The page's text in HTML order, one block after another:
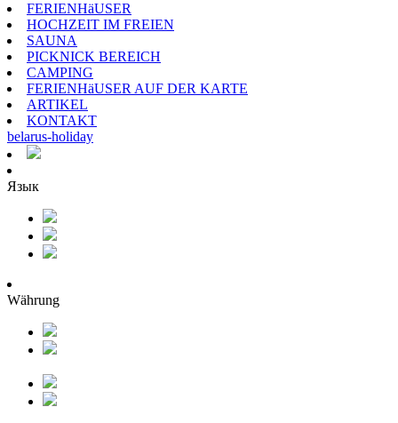
FERIENHäUSER
HOCHZEIT IM FREIEN
SAUNA
PICKNICK BEREICH
CAMPING
FERIENHäUSER AUF DER KARTE
ARTIKEL
KONTAKT
belarus-holiday
Язык
Währung